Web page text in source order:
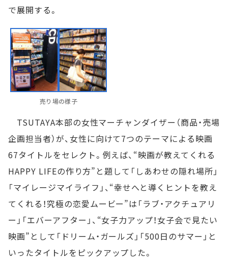
で展開する。
売り場の様子
TSUTAYA本部の女性マーチャンダイザー（商品・売場
企画担当者）が、女性に向けて7つのテーマによる映画
67タイトルをセレクト。例えば、“映画が教えてくれる
HAPPY LIFEの作り方”と題して「しあわせの隠れ場所」
「マイレージマイライフ」、“幸せへと導くヒントを教え
てくれる！究極の恋愛ムービー”は「ラブ・アクチュアリ
ー」「エバーアフター」、“女子力アップ！女子会で見たい
映画”として「ドリーム・ガールズ」「500日のサマー」と
いったタイトルをピックアップした。